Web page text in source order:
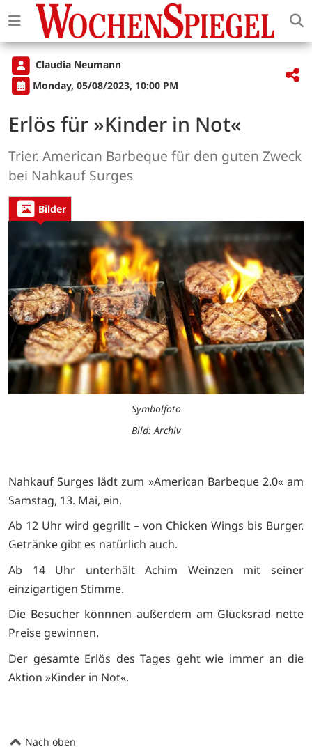
Claudia Neumann
Monday, 05/08/2023, 10:00 PM
Erlös für »Kinder in Not«
Trier. American Barbeque für den guten Zweck
bei Nahkauf Surges
Bilder
Symbolfoto
Bild: Archiv
Nahkauf Surges lädt zum »American Barbeque 2.0« am
Samstag, 13. Mai, ein.
Ab 12 Uhr wird gegrillt – von Chicken Wings bis Burger.
Getränke gibt es natürlich auch.
Ab 14 Uhr unterhält Achim Weinzen mit seiner
einzigartigen Stimme.
Die Besucher könnnen außerdem am Glücksrad nette
Preise gewinnen.
Der gesamte Erlös des Tages geht wie immer an die
Aktion »Kinder in Not«.
Nach oben